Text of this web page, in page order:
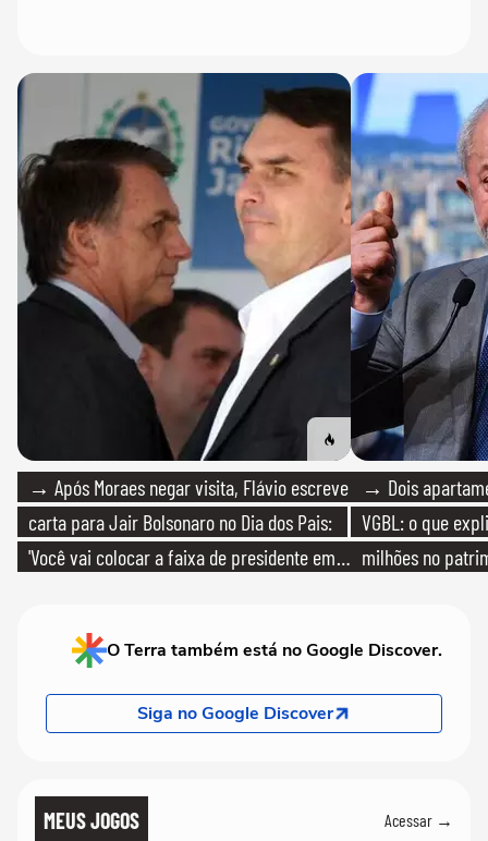
→ Após Moraes negar visita, Flávio escreve
carta para Jair Bolsonaro no Dia dos Pais:
'Você vai colocar a faixa de presidente em
→ Dois
VGBL: o que
milhões no
O Terra também está no Google Discover.
Siga no Google Discover
MEUS JOGOS Acessar →